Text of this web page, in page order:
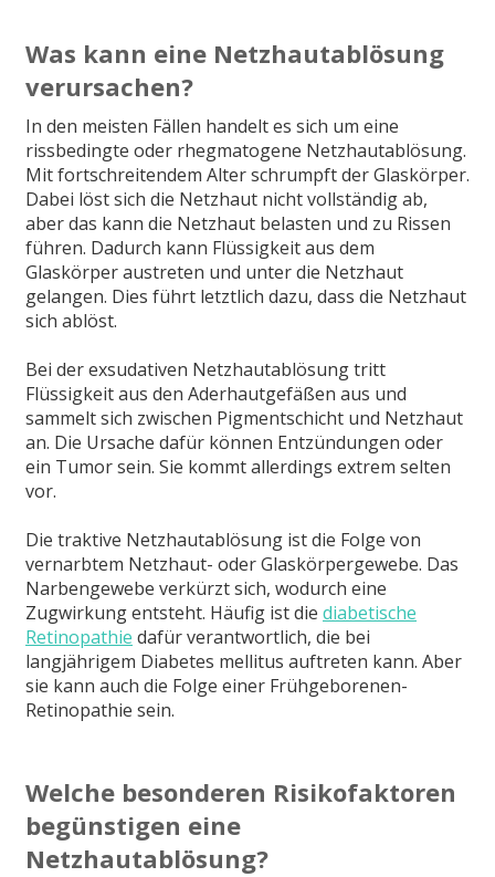
Was kann eine Netzhautablösung
verursachen?
In den meisten Fällen handelt es sich um eine
rissbedingte oder rhegmatogene Netzhautablösung.
Mit fortschreitendem Alter schrumpft der Glaskörper.
Dabei löst sich die Netzhaut nicht vollständig ab,
aber das kann die Netzhaut belasten und zu Rissen
führen. Dadurch kann Flüssigkeit aus dem
Glaskörper austreten und unter die Netzhaut
gelangen. Dies führt letztlich dazu, dass die Netzhaut
sich ablöst.
Bei der exsudativen Netzhautablösung tritt
Flüssigkeit aus den Aderhautgefäßen aus und
sammelt sich zwischen Pigmentschicht und Netzhaut
an. Die Ursache dafür können Entzündungen oder
ein Tumor sein. Sie kommt allerdings extrem selten
vor.
Die traktive Netzhautablösung ist die Folge von
vernarbtem Netzhaut- oder Glaskörpergewebe. Das
Narbengewebe verkürzt sich, wodurch eine
Zugwirkung entsteht. Häufig ist die diabetische
Retinopathie dafür verantwortlich, die bei
langjährigem Diabetes mellitus auftreten kann. Aber
sie kann auch die Folge einer Frühgeborenen-
Retinopathie sein.
Welche besonderen Risikofaktoren
begünstigen eine
Netzhautablösung?